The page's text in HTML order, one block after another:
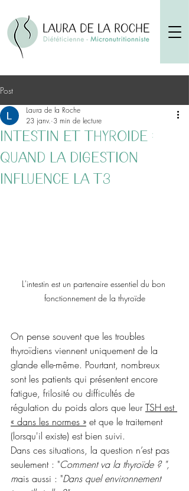
Post
Intestin et thyroïde :
quand la digestion
influence la T3
Laura de la Roche
23 janv. 3 min de lecture
L'intestin est un partenaire essentiel du bon
fonctionnement de la thyroïde
On pense souvent que les troubles
thyroïdiens viennent uniquement de la
glande elle-même. Pourtant, nombreux
sont les patients qui présentent encore
fatigue, frilosité ou difficultés de
régulation du poids alors que leur TSH est
« dans les normes » et que le traitement
(lorsqu'il existe) est bien suivi.
Dans ces situations, la question n’est pas
seulement : "Comment va la thyroïde ? ",
mais aussi : "Dans quel environnement